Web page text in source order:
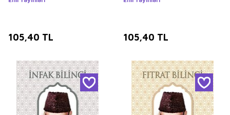
105,40 TL 105,40 TL